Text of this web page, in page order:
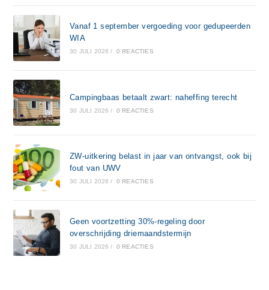
Vanaf 1 september vergoeding voor gedupeerden
WIA
30 JULI 2026 / 0 REACTIES
Campingbaas betaalt zwart: naheffing terecht
30 JULI 2026 / 0 REACTIES
ZW-uitkering belast in jaar van ontvangst, ook bij
fout van UWV
30 JULI 2026 / 0 REACTIES
Geen voortzetting 30%-regeling door
overschrijding driemaandstermijn
30 JULI 2026 / 0 REACTIES